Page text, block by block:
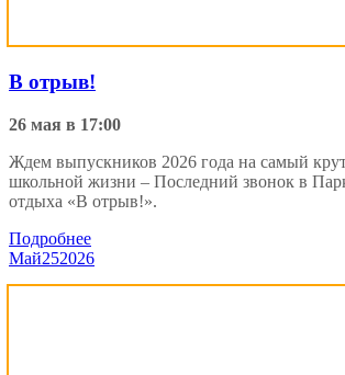
В отрыв!
26 мая в 17:00
Ждем выпускников 2026 года на самый
школьной жизни – Последний звонок в
отдыха «В отрыв!».
Подробнее
Май252026